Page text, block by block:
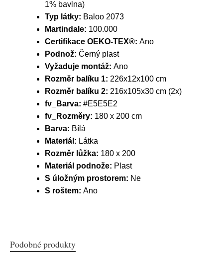
1% bavlna)
Typ látky: Baloo 2073
Martindale: 100.000
Certifikace OEKO-TEX®: Ano
Podnož: Černý plast
Vyžaduje montáž: Ano
Rozměr balíku 1: 226x12x100 cm
Rozměr balíku 2: 216x105x30 cm (2x)
fv_Barva: #E5E5E2
fv_Rozměry: 180 x 200 cm
Barva: Bílá
Materiál: Látka
Rozměr lůžka: 180 x 200
Materiál podnože: Plast
S úložným prostorem: Ne
S roštem: Ano
Podobné produkty